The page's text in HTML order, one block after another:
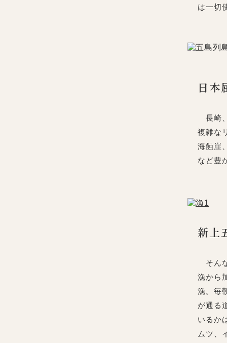
は一切
日本
長崎
複雑な
海蝕崖
など豊
新上
そん
漁から
漁。毎
が通る
いるか
ムツ、